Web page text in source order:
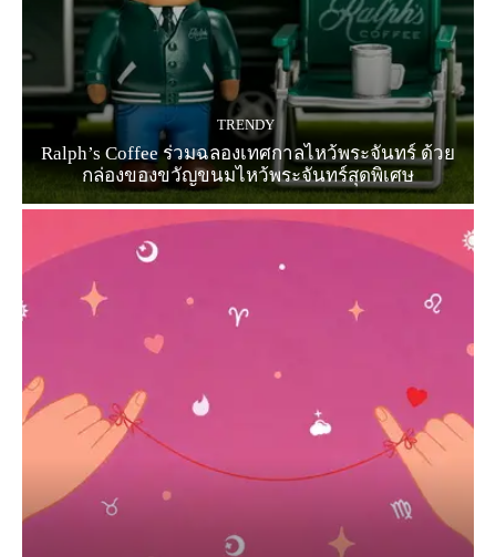
TRENDY
Ralph’s Coffee ร่วมฉลองเทศกาลไหว้พระจันทร์ ด้วย
กล่องของขวัญขนมไหว้พระจันทร์สุดพิเศษ